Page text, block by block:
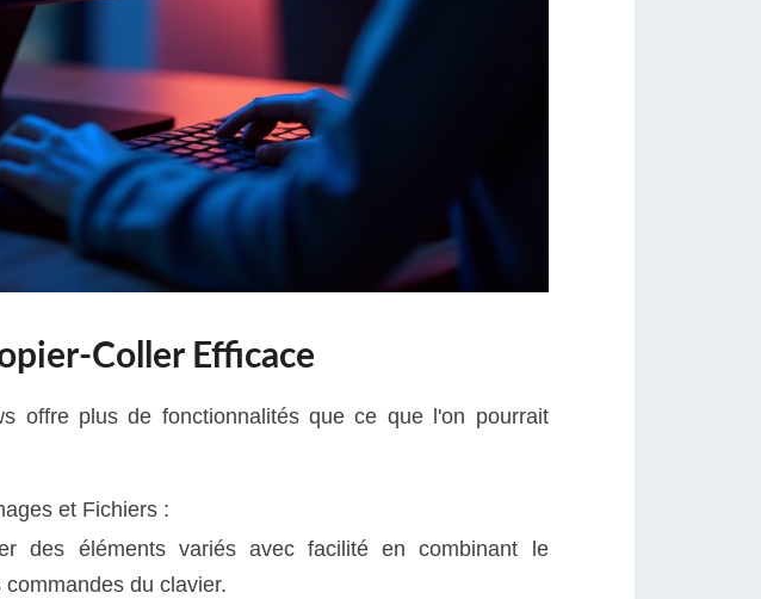
Coller Efficace
offre plus de fonctionnalités que ce que l'on pourrait
et Fichiers :
des éléments variés avec facilité en combinant le
du clavier.